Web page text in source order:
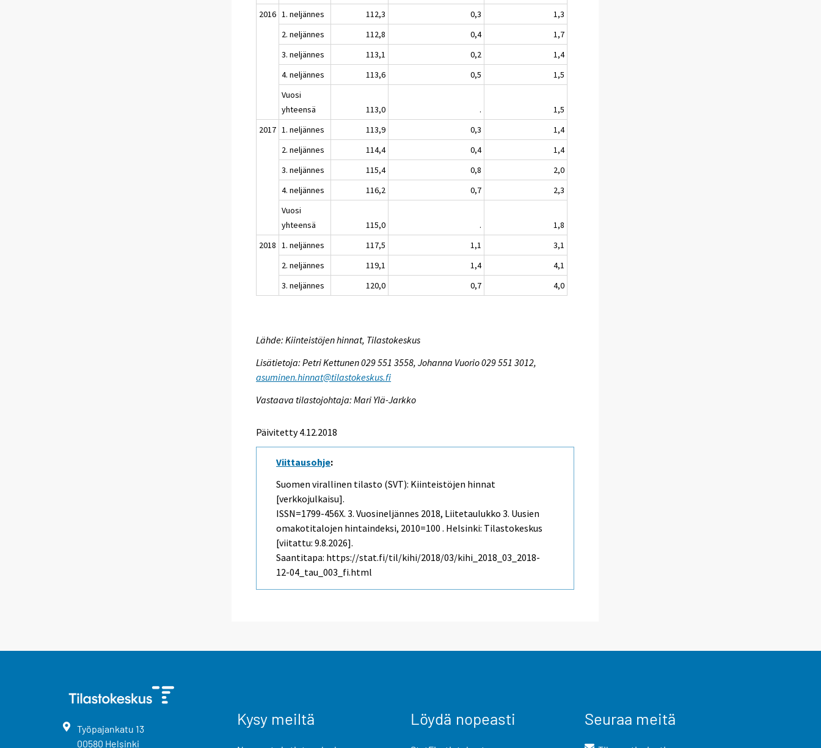
2016 1. neljännes 112,3 0,3
1,3
2. neljännes
112,8 0,4
1,7
3. neljännes
113,1 0,2
1,4
4. neljännes
113,6 0,5
1,5
Vuosi
yhteensä
113,0 .
1,5
2017 1. neljännes 113,9 0,3
1,4
2. neljännes
114,4 0,4
1,4
3. neljännes
115,4 0,8
2,0
4. neljännes
116,2 0,7
2,3
Vuosi
yhteensä
115,0 .
1,8
2018 1. neljännes 117,5 1,1
3,1
2. neljännes
119,1 1,4
4,1
3. neljännes
120,0 0,7 4,0
Lähde: Kiinteistöjen hinnat, Tilastokeskus
Lisätietoja: Petri Kettunen 029 551 3558, Johanna Vuorio 029 551 3012,
asuminen.hinnat@tilastokeskus.fi
Vastaava tilastojohtaja: Mari Ylä-Jarkko
Päivitetty 4.12.2018
Viittausohje:
Suomen virallinen tilasto (SVT): Kiinteistöjen hinnat
[verkkojulkaisu].
ISSN=1799-456X.3. Vuosineljännes 2018, Liitetaulukko 3. Uusien
omakotitalojen hintaindeksi, 2010=100 . Helsinki: Tilastokeskus
[viitattu: 9.8.2026].
Saantitapa: https://stat.fi/til/kihi/2018/03/kihi_2018_03_2018-
12-04_tau_003_fi.html
Työpajankatu 13
00580 Helsinki
Kysy meiltä Löydä nopeasti Seuraa meitä